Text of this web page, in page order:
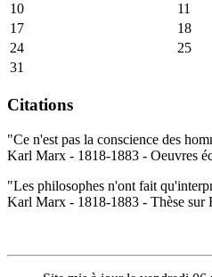
10
11
17
18
24
25
31
Citations
"Ce n'est pas la conscience des
Karl Marx - 1818-1883 - Oeuvres
"Les philosophes n'ont fait
Karl Marx - 1818-1883 - Thèse sur